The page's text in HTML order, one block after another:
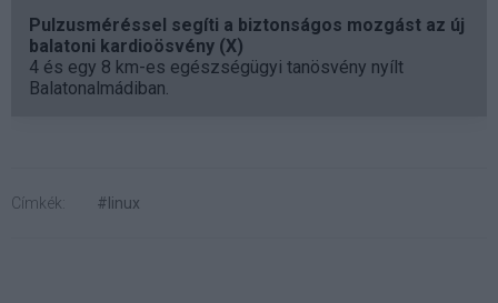
Pulzusméréssel segíti a biztonságos mozgást az új
balatoni kardioösvény (X)
4 és egy 8 km-es egészségügyi tanösvény nyílt
Balatonalmádiban.
Címkék: #linux